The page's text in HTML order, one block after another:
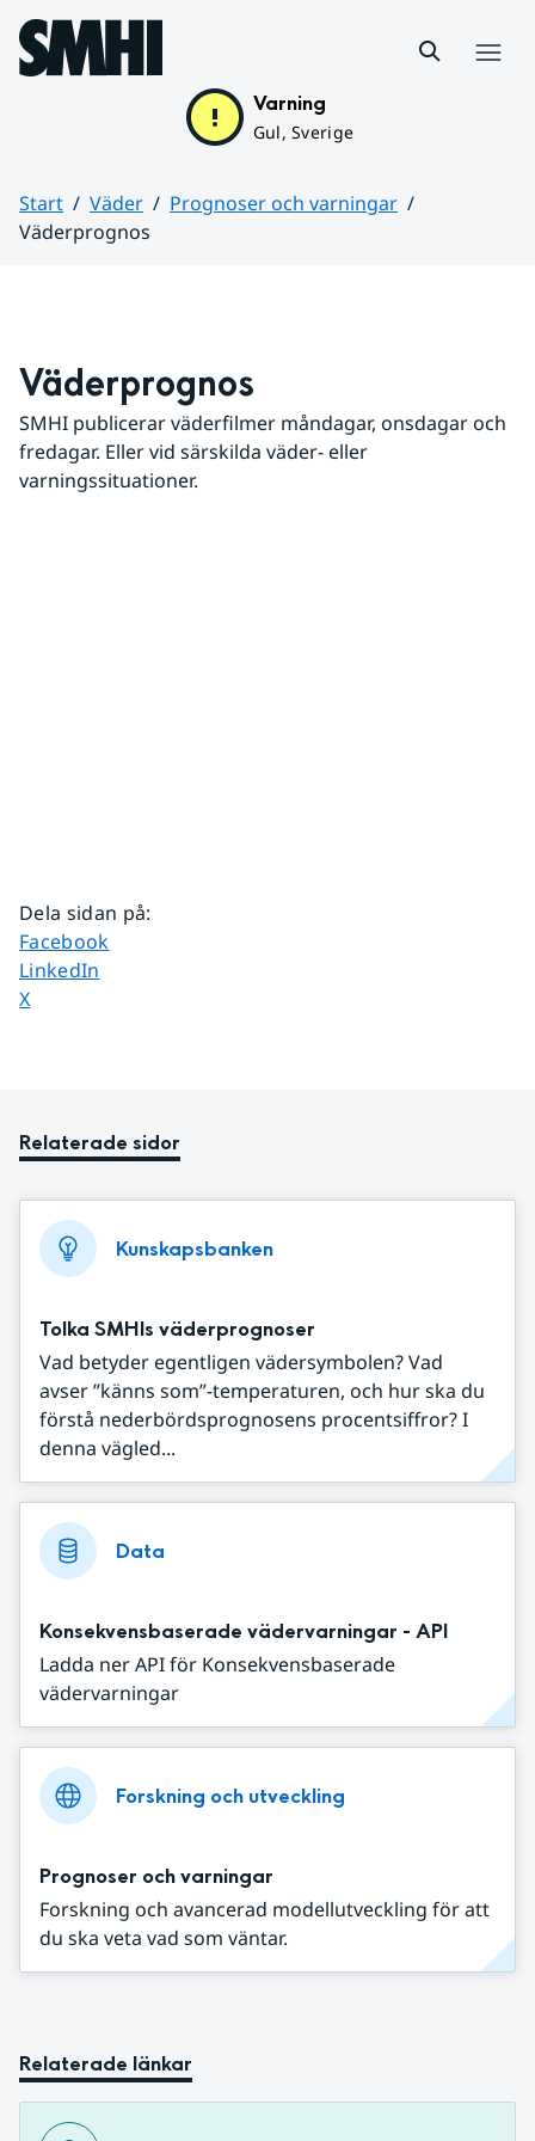
Hoppa till sidans innehåll
Varning
Gul, Sverige
Start Väder
Prognoser och varningar
Väderprognos
Väderprognos
SMHI publicerar väderfilmer måndagar, onsdagar och
fredagar. Eller vid särskilda väder- eller
varningssituationer.
Dela sidan på:
Dela sidan på
Facebook
Dela sidan på
LinkedIn
Dela sidan på
X
Relaterade sidor
Kunskapsbanken
Tolka SMHIs väderprognoser
Vad betyder egentligen vädersymbolen? Vad
avser ”känns som”-temperaturen, och hur ska du
förstå nederbördsprognosens procentsiffror? I
denna vägled...
Data
Konsekvensbaserade vädervarningar - API
Ladda ner API för Konsekvensbaserade
vädervarningar
Forskning och utveckling
Prognoser och varningar
Forskning och avancerad modellutveckling för att
du ska veta vad som väntar.
Relaterade länkar